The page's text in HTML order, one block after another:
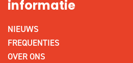
informatie
NIEUWS
FREQUENTIES
OVER ONS